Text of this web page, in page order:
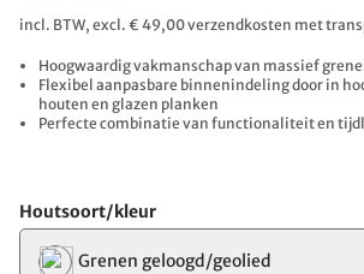
incl. BTW, excl. € 49,00 verzendkosten met
Hoogwaardig vakmanschap van massief
Flexibel aanpasbare binnenindeling door in
houten en glazen planken
Perfecte combinatie van functionaliteit en
Houtsoort/kleur
Grenen geloogd/geolied